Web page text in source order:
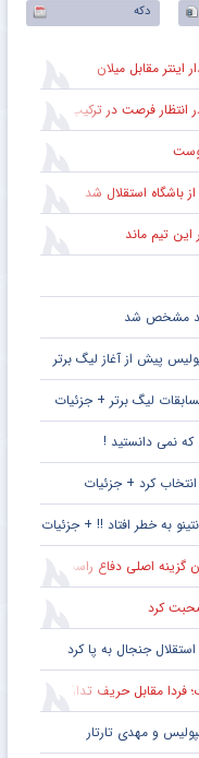
دکه
مقابل میلان
فرصت در ترکیب اصلی
باشگاه استقلال شد
این تیم ماند
مشخص شد
پیش از آغاز لیگ برتر
لیگ برتر + جزئیات
کرد + جزئیات
به خطر افتاد !! + جزئیات
اصلی دفاع راست این تیم
کرد
جنجال به پا کرد
مقابل حریف تدارکاتی
و مهدی تارتار